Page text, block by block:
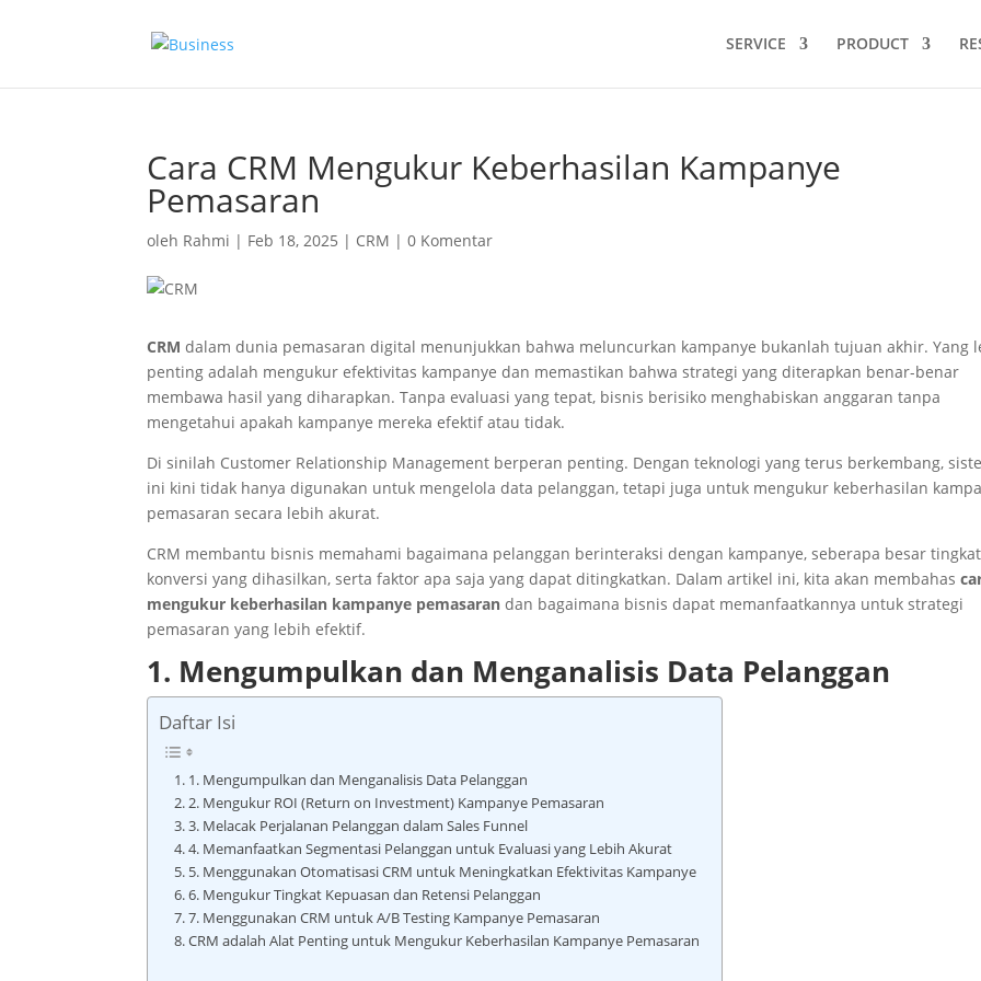
SERVICE PRODUCT
Cara CRM Mengukur Keberhasilan Kampanye
Pemasaran
oleh Rahmi | Feb 18, 2025 | CRM |0 Komentar
CRM dalam dunia pemasaran digital menunjukkan bahwa meluncurkan kampanye bukanlah tujuan akhir. Yang
penting adalah mengukur efektivitas kampanye dan memastikan bahwa strategi yang diterapkan benar-benar
membawa hasil yang diharapkan. Tanpa evaluasi yang tepat, bisnis berisiko menghabiskan anggaran tanpa
mengetahui apakah kampanye mereka efektif atau tidak.
Di sinilah Customer Relationship Management berperan penting. Dengan teknologi yang terus berkembang,
ini kini tidak hanya digunakan untuk mengelola data pelanggan, tetapi juga untuk mengukur keberhasilan
pemasaran secara lebih akurat.
CRM membantu bisnis memahami bagaimana pelanggan berinteraksi dengan kampanye, seberapa besar tingkat
konversi yang dihasilkan, serta faktor apa saja yang dapat ditingkatkan. Dalam artikel ini, kita akan membahas
mengukur keberhasilan kampanye pemasaran dan bagaimana bisnis dapat memanfaatkannya untuk strategi
pemasaran yang lebih efektif.
1. Mengumpulkan dan Menganalisis Data Pelanggan
Daftar Isi
1. Mengumpulkan dan Menganalisis Data Pelanggan
2. Mengukur ROI (Return on Investment) Kampanye Pemasaran
3. Melacak Perjalanan Pelanggan dalam Sales Funnel
4. Memanfaatkan Segmentasi Pelanggan untuk Evaluasi yang Lebih Akurat
5. Menggunakan Otomatisasi CRM untuk Meningkatkan Efektivitas Kampanye
6. Mengukur Tingkat Kepuasan dan Retensi Pelanggan
7. Menggunakan CRM untuk A/B Testing Kampanye Pemasaran
CRM adalah Alat Penting untuk Mengukur Keberhasilan Kampanye Pemasaran